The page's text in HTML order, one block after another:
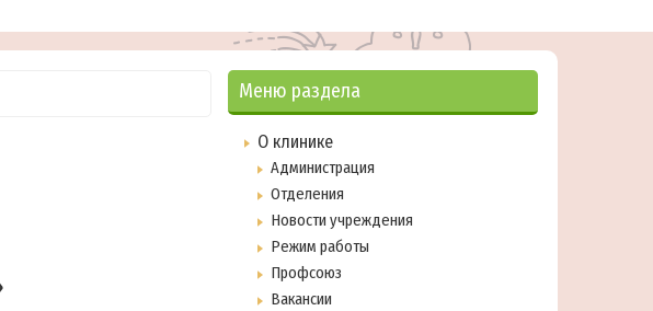
Меню раздела
О клинике
Администрация
Отделения
Новости учреждения
Режим работы
Профсоюз
Вакансии